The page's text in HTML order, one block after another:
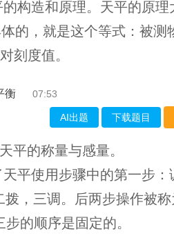
构造和原理。天平的原理
体的，就是这个等式：被测
刻度值。
衡 07:53
AI出题 下载题目
平的称量与感量。
平使用步骤中的第一步：
，三调。后两步操作被称
步的顺序是固定的。